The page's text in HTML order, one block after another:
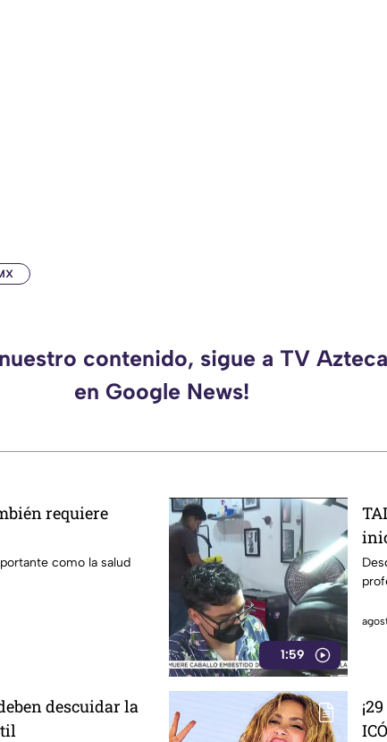
contenido, sigue a TV
en Google News!
requiere
como la salud
1:59
descuidar la